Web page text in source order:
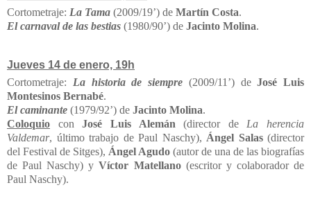
Cortometraje: La Tama (2009/19’) de Martín Costa.
El carnaval de las bestias (1980/90’) de Jacinto Molina.
Jueves 14 de enero, 19h
Cortometraje: La historia de siempre (2009/11’) deJosé Luis
Montesinos Bernabé.
El caminante (1979/92’) de Jacinto Molina.
Coloquio conJosé Luis Alemán (director de La herencia
Valdemar, último trabajo de Paul Naschy), Ángel Salas(director
del Festival de Sitges), Ángel Agudo (autor de una de las biografías
de Paul Naschy) yVíctor Matellano(escritor y colaborador de
Paul Naschy).